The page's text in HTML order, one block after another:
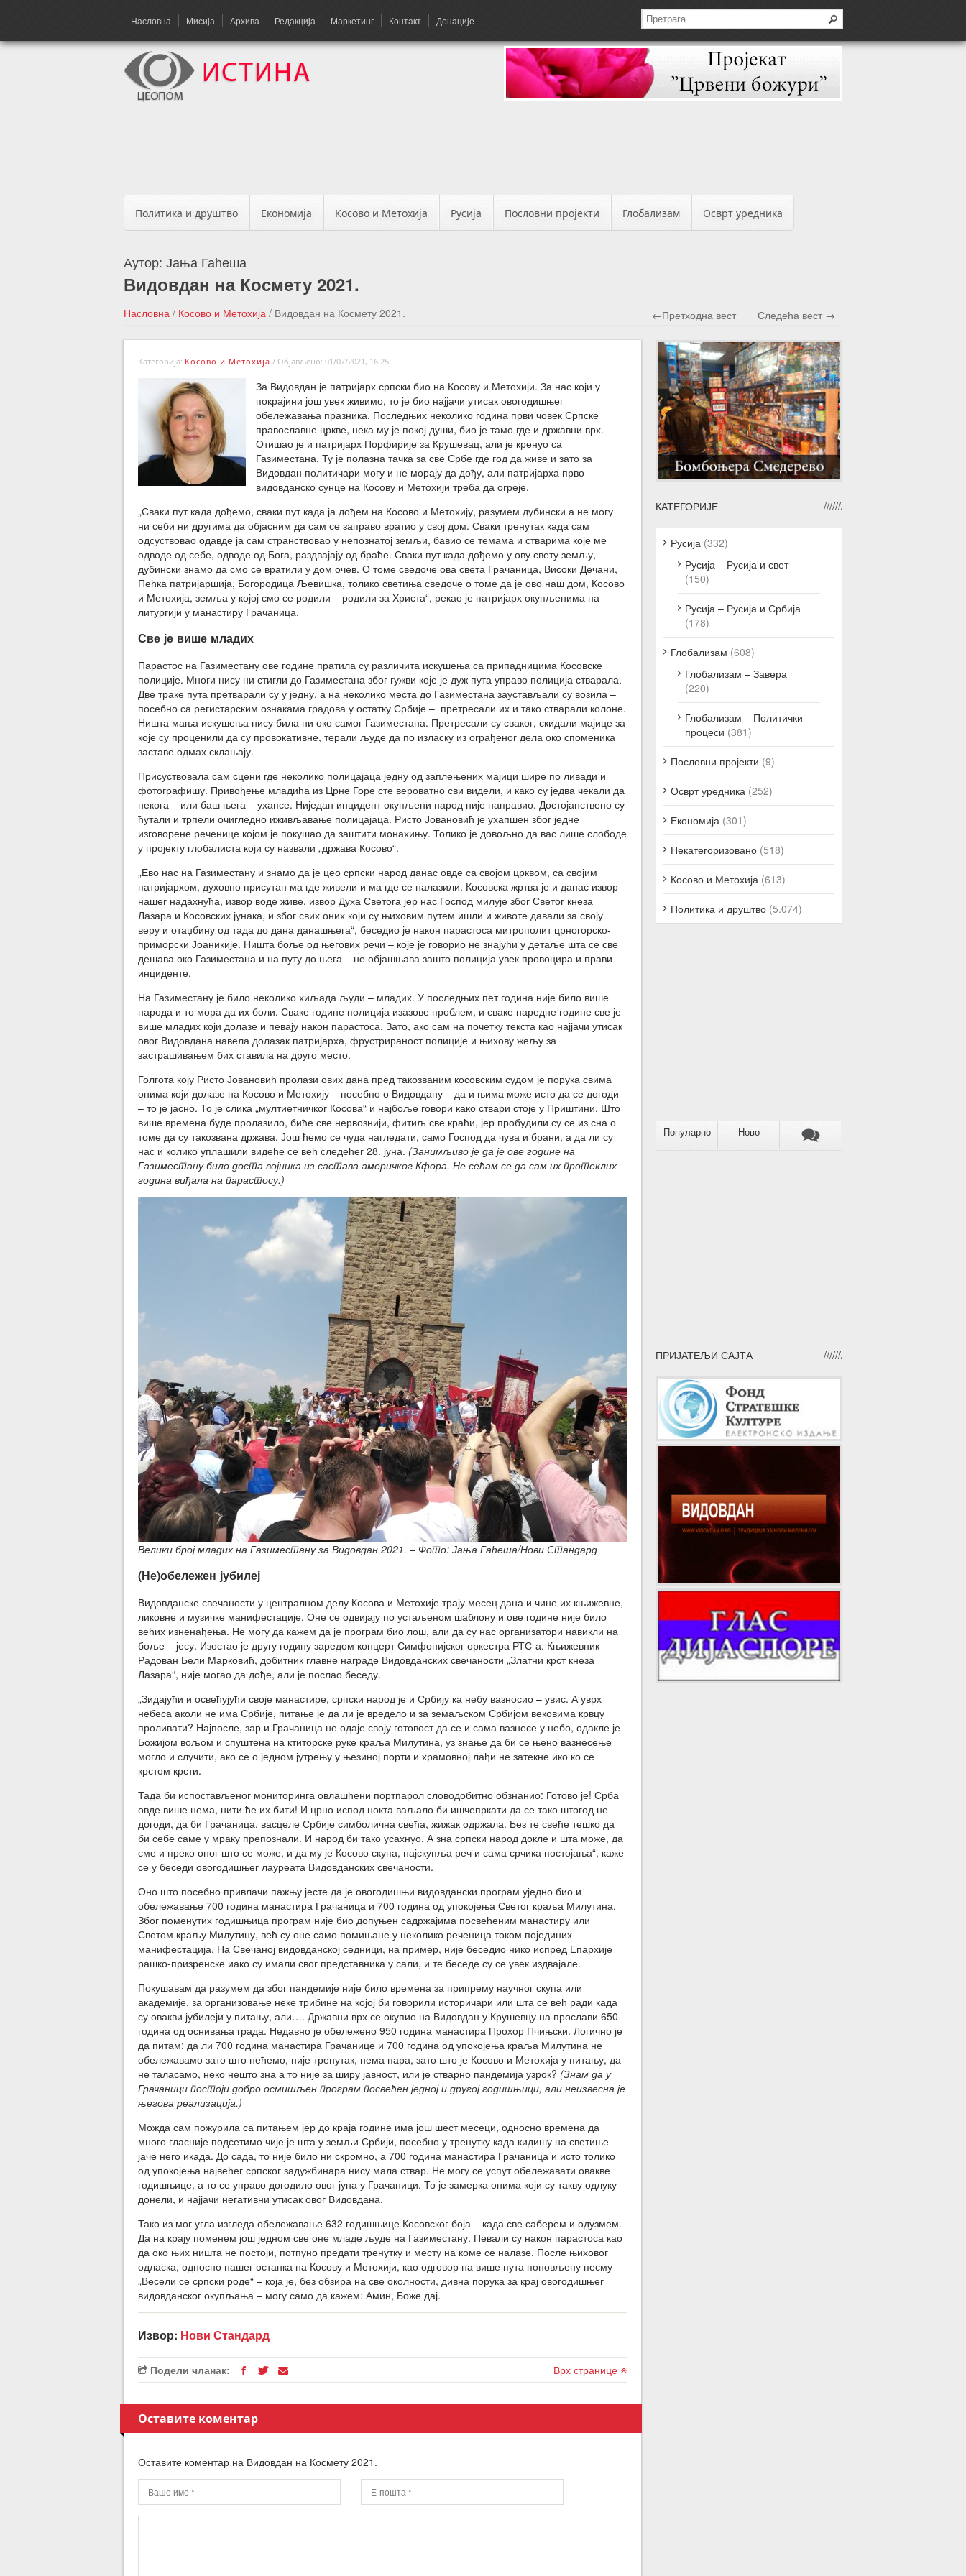
Насловна Мисија Архива Редакција Маркетинг Контакт Донације
Политика и друштво Економија Косово и Метохија Русија Пословни пројекти Глобализам Осврт уредника
Аутор: Јања Гаћеша
Видовдан на Космету 2021.
Насловна / Косово и Метохија / Видовдан на Космету 2021. ←Претходна вест Следећа вест →
Категорија: Косово и Метохија / Објављено: 01/07/2021, 16:25
За Видовдан је патријарх српски био на Косову и Метохији. За нас који у
покрајини још увек живимо, то је био најјачи утисак овогодишњег
обележавања празника. Последњих неколико година први човек Српске
православне цркве, нека му је покој души, био је тамо где и државни врх.
Отишао је и патријарх Порфирије за Крушевац, али је кренуо са
Газиместана. Ту је полазна тачка за све Србе где год да живе и зато за
Видовдан политичари могу и не морају да дођу, али патријарха прво
видовданско сунце на Косову и Метохији треба да огреје.
„Сваки пут када дођемо, сваки пут када ја дођем на Косово и Метохију, разумем дубински а не могу
ни себи ни другима да објасним да сам се заправо вратио у свој дом. Сваки тренутак када сам
одсуствовао одавде ја сам странствовао у непознатој земљи, бавио се темама и стварима које ме
одводе од себе, одводе од Бога, раздвајају од браће. Сваки пут када дођемо у ову свету земљу,
дубински знамо да смо се вратили у дом очев. О томе сведоче ова света Грачаница, Високи Дечани,
Пећка патријаршија, Богородица Љевишка, толико светиња сведоче о томе да је ово наш дом, Косово
и Метохија, земља у којој смо се родили – родили за Христа“, рекао је патријарх окупљенима на
литургији у манастиру Грачаница.
Све је више младих
Парастос на Газиместану ове године пратила су различита искушења са припадницима Косовске
полиције. Многи нису ни стигли до Газиместана због гужви које је дуж пута управо полиција стварала.
Две траке пута претварали су у једну, а на неколико места до Газиместана заустављали су возила –
посебно са регистарским ознакама градова у остатку Србије – претресали их и тако стварали колоне.
Ништа мања искушења нису била ни око самог Газиместана. Претресали су сваког, скидали мајице за
које су проценили да су провокативне, терали људе да по изласку из ограђеног дела око споменика
заставе одмах склањају.
Присуствовала сам сцени где неколико полицајаца једну од заплењених мајици шире по ливади и
фотографишу. Привођење младића из Црне Горе сте вероватно сви видели, и како су једва чекали да
некога – или баш њега – ухапсе. Ниједан инцидент окупљени народ није направио. Достојанствено су
ћутали и трпели очигледно иживљавање полицајаца. Ристо Јовановић је ухапшен због једне
изговорене реченице којом је покушао да заштити монахињу. Толико је довољно да вас лише слободе
у пројекту глобалиста који су назвали „држава Косово“.
„Ево нас на Газиместану и знамо да је цео српски народ данас овде са својом црквом, са својим
патријархом, духовно присутан ма где живели и ма где се налазили. Косовска жртва је и данас извор
нашег надахнућа, извор воде живе, извор Духа Светога јер нас Господ милује због Светог кнеза
Лазара и Косовских јунака, и због свих оних који су њиховим путем ишли и животе давали за своју
веру и отаџбину од тада до дана данашњега“, беседио је након парастоса митрополит црногорско-
приморски Јоаникије. Ништа боље од његових речи – које је говорио не знајући у детаље шта се све
дешава око Газиместана и на путу до њега – не објашњава зашто полиција увек провоцира и прави
инциденте.
На Газиместану је било неколико хиљада људи – младих. У последњих пет година није било више
народа и то мора да их боли. Сваке године полиција изазове проблем, и сваке наредне године све је
више младих који долазе и певају након парастоса. Зато, ако сам на почетку текста као најјачи утисак
овог Видовдана навела долазак патријарха, фрустрираност полиције и њихову жељу за
застрашивањем бих ставила на друго место.
Голгота коју Ристо Јовановић пролази ових дана пред такозваним косовским судом је порука свима
онима који долазе на Косово и Метохију – посебно о Видовдану – да и њима може исто да се догоди
– то је јасно. То је слика „мултиетничког Косова“ и најбоље говори како ствари стоје у Приштини. Што
више времена буде пролазило, биће све нервознији, фитиљ све краћи, јер пробудили су се из сна о
томе да су такозвана држава. Још ћемо се чуда нагледати, само Господ да чува и брани, а да ли су
нас и колико уплашили видеће се већ следећег 28. јуна. (Занимљиво је да је ове године на
Газиместану било доста војника из састава америчког Кфора. Не сећам се да сам их протеклих
година виђала на парастосу.)
Велики број младих на Газиместану за Видовдан 2021. – Фото: Јања Гаћеша/Нови Стандард
(Не)обележен јубилеј
Видовданске свечаности у централном делу Косова и Метохије трају месец дана и чине их књижевне,
ликовне и музичке манифестације. Оне се одвијају по устаљеном шаблону и ове године није било
већих изненађења. Не могу да кажем да је програм био лош, али да су нас организатори навикли на
боље – јесу. Изостао је другу годину заредом концерт Симфонијског оркестра РТС-а. Књижевник
Радован Бели Марковић, добитник главне награде Видовданских свечаности „Златни крст кнеза
Лазара“, није могао да дође, али је послао беседу.
„Зидајући и освећујући своје манастире, српски народ је и Србију ка небу вазносио – увис. А уврх
небеса аколи не има Србије, питање је да ли је вредело и за земаљском Србијом вековима крвцу
проливати? Најпосле, зар и Грачаница не одаје своју готовост да се и сама вазнесе у небо, одакле је
Божијом вољом и спуштена на ктиторске руке краља Милутина, уз знање да би се њено вазнесење
могло и случити, ако се о једном јутрењу у њезиној порти и храмовној лађи не затекне ико ко се
крстом крсти.
Тада би испостављеног мониторинга овлашћени портпарол словодобитно обзнанио: Готово је! Срба
овде више нема, нити ће их бити! И црно испод нокта ваљало би ишчепркати да се тако штогод не
догоди, да би Грачаница, васцеле Србије симболична свећа, жижак одржала. Без те свеће тешко да
би себе саме у мраку препознали. И народ би тако усахнуо. А зна српски народ докле и шта може, да
сме и преко оног што се може, и да му је Косово скупа, најскупља реч и сама срчика постојања“, каже
се у беседи овогодишњег лауреата Видовданских свечаности.
Оно што посебно привлачи пажњу јесте да је овогодишњи видовдански програм уједно био и
обележавање 700 година манастира Грачаница и 700 година од упокојења Светог краља Милутина.
Због поменутих годишњица програм није био допуњен садржајима посвећеним манастиру или
Светом краљу Милутину, већ су оне само помињане у неколико реченица током појединих
манифестација. На Свечаној видовданској седници, на пример, није беседио нико испред Епархије
рашко-призренске иако су имали свог представника у сали, и те беседе су се увек издвајале.
Покушавам да разумем да због пандемије није било времена за припрему научног скупа или
академије, за организовање неке трибине на којој би говорили историчари или шта се већ ради када
су овакви јубилеји у питању, али…. Државни врх се окупио на Видовдан у Крушевцу на прослави 650
година од оснивања града. Недавно је обележено 950 година манастира Прохор Пчињски. Логично је
да питам: да ли 700 година манастира Грачанице и 700 година од упокојења краља Милутина не
обележавамо зато што нећемо, није тренутак, нема пара, зато што је Косово и Метохија у питању, да
не таласамо, неко нешто зна а то није за ширу јавност, или је стварно пандемија узрок? (Знам да у
Грачаници постоји добро осмишљен програм посвећен једној и другој годишњици, али неизвесна је
његова реализација.)
Можда сам пожурила са питањем јер до краја године има још шест месеци, односно времена да
много гласније подсетимо чије је шта у земљи Србији, посебно у тренутку када кидишу на светиње
јаче него икада. До сада, то није било ни скромно, а 700 година манастира Грачаница и исто толико
од упокојења највећег српског задужбинара нису мала ствар. Не могу се успут обележавати овакве
годишњице, а то се управо догодило овог јуна у Грачаници. То је замерка онима који су такву одлуку
донели, и најјачи негативни утисак овог Видовдана.
Тако из мог угла изгледа обележавање 632 годишњице Косовског боја – када све саберем и одузмем.
Да на крају поменем још једном све оне младе људе на Газиместану. Певали су након парастоса као
да око њих ништа не постоји, потпуно предати тренутку и месту на коме се налазе. После њиховог
одласка, односно нашег останка на Косову и Метохији, као одговор на више пута поновљену песму
„Весели се српски роде“ – која је, без обзира на све околности, дивна порука за крај овогодишњег
видовданског окупљања – могу само да кажем: Амин, Боже дај.
Извор: Нови Стандард
Подели чланак: Врх странице
Оставите коментар
Оставите коментар на Видовдан на Космету 2021.
КАТЕГОРИЈЕ
Русија (332)
Русија – Русија и свет
(150)
Русија – Русија и Србија
(178)
Глобализам (608)
Глобализам – Завера
(220)
Глобализам – Политички
процеси (381)
Пословни пројекти (9)
Осврт уредника (252)
Економија (301)
Некатегоризовано (518)
Косово и Метохија (613)
Политика и друштво (5.074)
Популарно Ново
ПРИЈАТЕЉИ САЈТА